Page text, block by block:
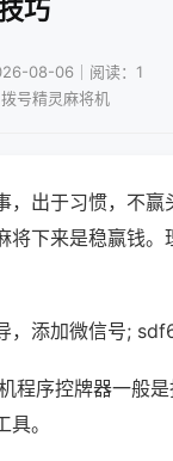
技巧
08-06｜阅读：1
号精灵麻将机
出于习惯，不赢
下来是稳赢钱
添加微信号;
程序控牌器一般
。